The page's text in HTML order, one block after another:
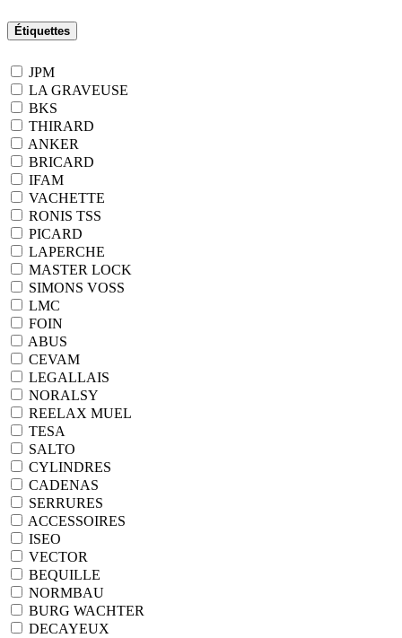
Étiquettes
JPM
LA GRAVEUSE
BKS
THIRARD
ANKER
BRICARD
IFAM
VACHETTE
RONIS TSS
PICARD
LAPERCHE
MASTER LOCK
SIMONS VOSS
LMC
FOIN
ABUS
CEVAM
LEGALLAIS
NORALSY
REELAX MUEL
TESA
SALTO
CYLINDRES
CADENAS
SERRURES
ACCESSOIRES
ISEO
VECTOR
BEQUILLE
NORMBAU
BURG WACHTER
DECAYEUX